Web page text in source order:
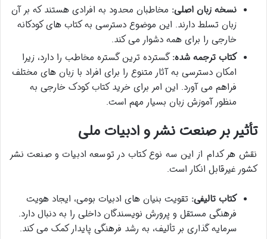
نسخه زبان اصلی: مخاطبان محدود به افرادی هستند که بر آن
زبان تسلط دارند. این موضوع دسترسی به کتاب های کودکانه
خارجی را برای همه دشوار می کند.
کتاب ترجمه شده:گسترده ترین گستره مخاطب را دارد، زیرا
امکان دسترسی به آثار متنوع را برای افراد با زبان های مختلف
فراهم می آورد. این امر برای خرید کتاب کودک خارجی به
منظور آموزش زبان بسیار مهم است.
تأثیر بر صنعت نشر و ادبیات ملی
نقش هر کدام از این سه نوع کتاب در توسعه ادبیات و صنعت نشر
کشور غیرقابل انکار است.
کتاب تالیفی: تقویت بنیان های ادبیات بومی، ایجاد هویت
فرهنگی مستقل و پرورش نویسندگان داخلی را به دنبال دارد.
سرمایه گذاری بر تألیف، به رشد فرهنگی پایدار کمک می کند.